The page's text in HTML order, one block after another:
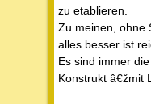
zu etablieren.
Zu meinen, ohne
alles besser ist
Es sind immer
Konstrukt â€žmit